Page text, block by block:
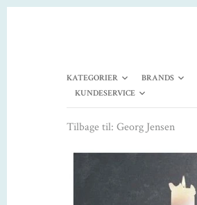
KATEGORIER BRANDS
KUNDESERVICE
Tilbage til: Georg Jensen